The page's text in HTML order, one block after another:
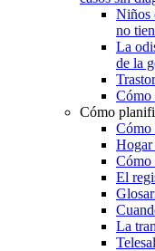
Niños
no
La
de la
Cómo
Cómo
Cómo
Hogar
Cómo
El
La